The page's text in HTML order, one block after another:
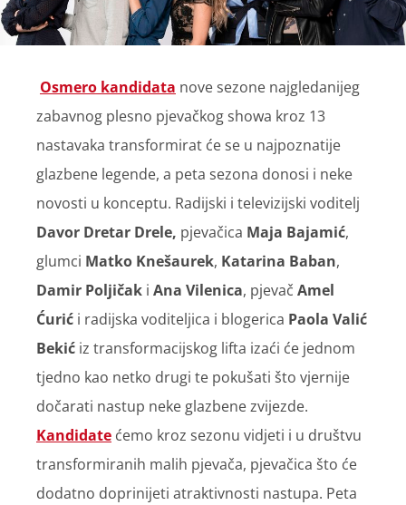
Osmero kandidata nove sezone najgledanijeg
zabavnog plesno pjevačkog showa kroz 13
nastavaka transformirat će se u najpoznatije
glazbene legende, a peta sezona donosi i neke
novosti u konceptu. Radijski i televizijski voditelj
Davor Dretar Drele, pjevačica Maja Bajamić,
glumci Matko Knešaurek, Katarina Baban,
Damir Poljičak i Ana Vilenica, pjevač Amel
Ćurić i radijska voditeljica i blogerica Paola Valić
Bekić iz transformacijskog lifta izaći će jednom
tjedno kao netko drugi te pokušati što vjernije
dočarati nastup neke glazbene zvijezde.
Kandidate ćemo kroz sezonu vidjeti i u društvu
transformiranih malih pjevača, pjevačica što će
dodatno doprinijeti atraktivnosti nastupa. Peta